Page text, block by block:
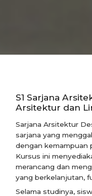
S1 Sarjana
Arsitektur dan
Sarjana Arsitektur
sarjana yang
dengan kemampuan
Kursus ini
merancang dan
yang berkelanjutan,
Selama studinya,